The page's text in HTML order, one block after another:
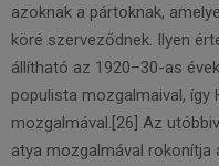
azoknak a pártoknak,
köré szerveződnek. Ilyen
állítható az 1920–30-as
populista mozgalmaival, így
mozgalmával.[26] Az
atya mozgalmával rokonítja